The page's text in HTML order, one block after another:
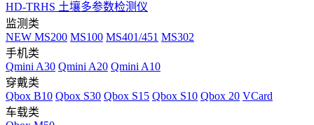
HD-TRHS 土壤多参数检测仪
监测类
NEW MS200 MS100 MS401/451 MS302
手机类
Qmini A30 Qmini A20 Qmini A10
穿戴类
Qbox B10 Qbox S30 Qbox S15 Qbox S10 Qbox 20 VCard
车载类